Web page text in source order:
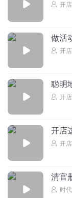
开
做活
开
聪明
开
开店
开
清官
时